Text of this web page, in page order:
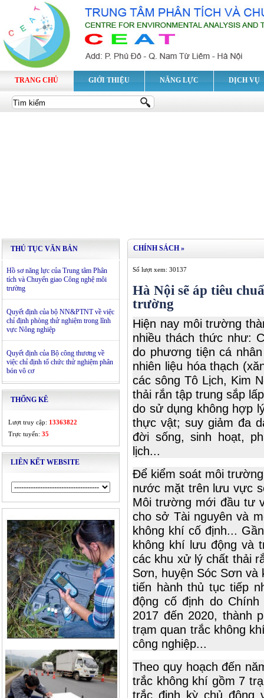
TRANG CHỦ GIỚI THIỆU NĂNG LỰC DỊCH VỤ
THỦ TỤC VĂN BẢN
Hồ sơ năng lực của Trung tâm Phân
tích và Chuyển giao Công nghệ môi
trường
Quyết định của bộ NN&PTNT về việc
chỉ định phòng thử nghiệm trong lĩnh
vực Nông nghiệp
Quyết định của Bộ công thương về
việc chỉ định tổ chức thử nghiệm phân
bón vô cơ
THỐNG KÊ
Lượt truy cập: 13363822
Trực tuyến: 35
LIÊN KẾT WEBSITE
CHÍNH SÁCH »
Số lượt xem: 30137
Hà Nội sẽ áp tiêu
trường
Hiện nay môi trường
nhiều thách thức như:
do phương tiện cá
nhiên liệu hóa thạch
các sông Tô Lịch, Kim
thải rắn tập trung sắp
do sử dụng không hợp
thực vật; suy giảm đa
đời sống, sinh hoạt,
lịch...
Để kiểm soát môi
nước mặt trên lưu vực
Môi trường mới đầu tư
cho sở Tài nguyên và
không khí cố định...
không khí lưu động và
các khu xử lý chất thải
Sơn, huyện Sóc Sơn và
tiến hành thủ tục tiếp
động cố định do
2017 đến 2020, thành
trạm quan trắc không
công nghiệp...
Theo quy hoạch đến
trắc không khí gồm 7
trắc định kỳ chủ động